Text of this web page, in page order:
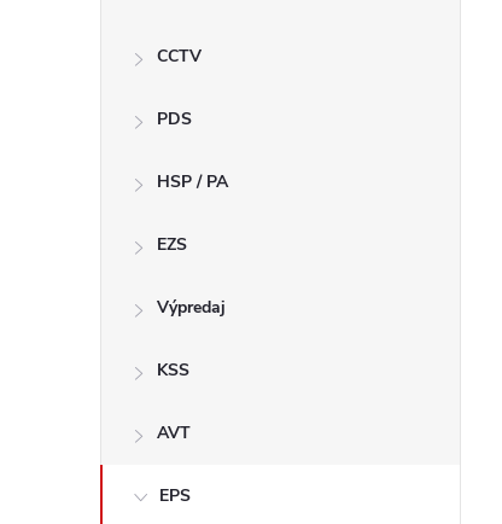
CCTV
PDS
HSP / PA
EZS
Výpredaj
KSS
AVT
EPS